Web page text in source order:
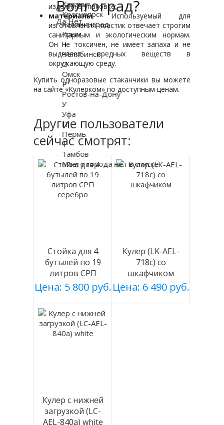
изделий в упаковке;
материалы. Используемый для
изготовления пластик отвечает строгим
санитарным и экологическим нормам.
Он не токсичен, не имеет запаха и не
выделяет вредных веществ в
окружающую среду.
Купить одноразовые стаканчики вы можете
на сайте «Кулерком» по доступным ценам.
Другие пользователи
сейчас смотрят:
Стойка для 4
бутылей по 19
литров СРП
серебро
Цена: 5 800 руб.
Кулер (LK-AEL-
718c) со
шкафчиком
Цена: 6 490 руб.
Кулер с нижней
загрузкой (LC-
AEL-840a) white
Волгоград?
Да Нет
Казань
Красноярск
Калининград
Крым
Ч
Челябинск
О
Омск
Р
Ростов-на-Дону
У
Уфа
П
Пермь
Т
Тамбов
Моего города нет в списке